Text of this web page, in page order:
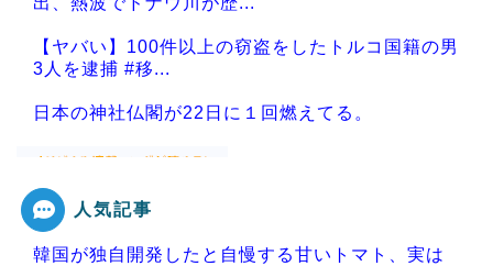
【ヤバい】100件以上の窃盗をしたトルコ国籍の男
3人を逮捕 #移...
日本の神社仏閣が22日に１回燃えてる。
Powered by livedoor 相互RSS
人気記事
韓国が独自開発したと自慢する甘いトマト、実は